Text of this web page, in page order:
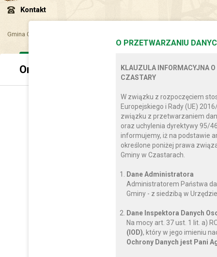
Kontakt
Gmina Czastary
Orkiestra Dęta
O PRZETWARZANIU
KLAUZULA INFORMACYJNA
CZASTARY
W związku z rozpoczęciem
Europejskiego i Rady (UE)
związku z przetwarzaniem
oraz uchylenia dyrektywy 95/
informujemy, iż na podstawie
określone poniżej prawa
Gminy w Czastarach.
Dane Administratora
Administratorem Państwa
Gminy - z siedzibą w
Dane Inspektora Danych
Na mocy art. 37 ust. 1 lit. a)
(IOD), który w jego imieniu
Ochrony Danych jest Pani